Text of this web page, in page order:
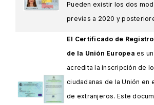
Pueden existir los dos
previas a 2020 y
El Certificado de
de la Unión Europea es
acredita la inscripción de
ciudadanas de la Unión en
de extranjeros. Este